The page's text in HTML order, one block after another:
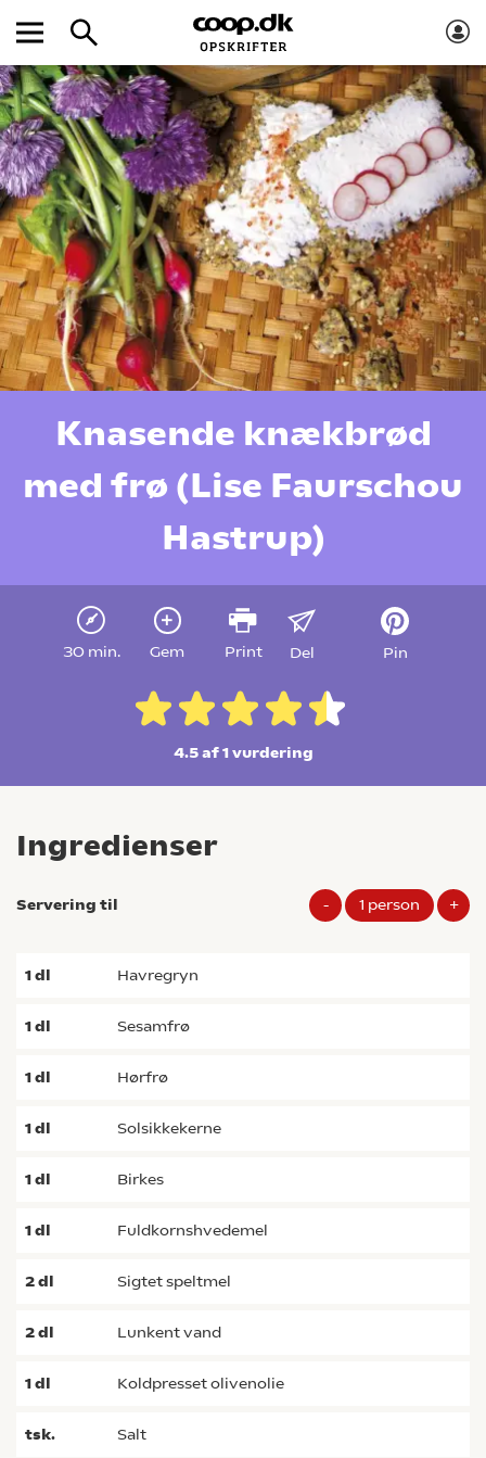
Knasende knækbrød
med frø (Lise Faurschou
Hastrup)
30 min. Gem Print Del Pin
4.5 af 1vurdering
Ingredienser
Servering til - 1 person +
1dl havregryn
1dl sesamfrø
1dl hørfrø
1dl solsikkekerne
1dl birkes
1dl fuldkornshvedemel
2dl sigtet speltmel
2dl lunkent vand
1dl koldpresset olivenolie
tsk. salt